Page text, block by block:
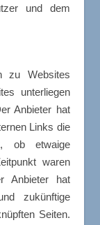
und dem
zu Websites
unterliegen
Anbieter hat
Links die
ob etwaige
waren
Anbieter hat
zukünftige
Seiten.